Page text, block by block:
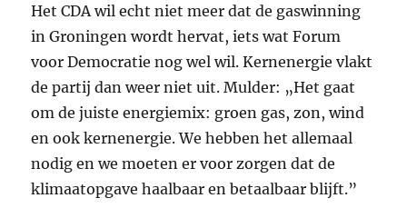
Het CDA wil echt niet meer dat de gaswinning
in Groningen wordt hervat, iets wat Forum
voor Democratie nog wel wil. Kernenergie vlakt
de partij dan weer niet uit. Mulder: „Het gaat
om de juiste energiemix: groen gas, zon, wind
en ook kernenergie. We hebben het allemaal
nodig en we moeten er voor zorgen dat de
klimaatopgave haalbaar en betaalbaar blijft.”